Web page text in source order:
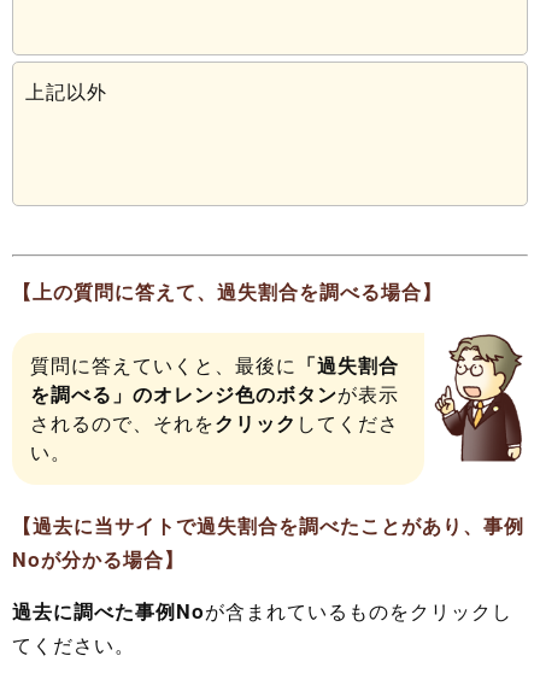
上記以外
【上の質問に答えて、過失割合を調べる場合】
質問に答えていくと、最後に 「過失割合
を調べる」のオレンジ色のボタンが表示
されるので、それをクリック してくださ
い。
【過去に当サイトで過失割合を調べたことがあり、事例
Noが分かる場合】
過去に調べた事例Noが含まれているものをクリックし
てください。